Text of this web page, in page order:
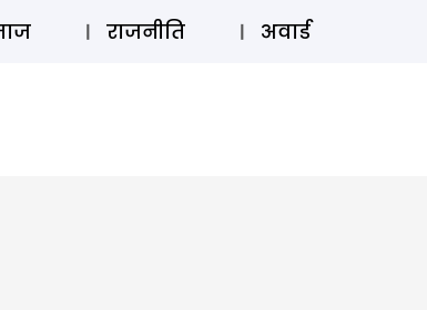
लॉग इन ⚲ SUBSCRIBE
राजनीति अवार्ड